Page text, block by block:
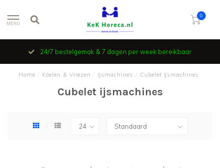
MENU
0
24/7 bestelgemak & 7 dagen per week bereikbaar
Home Koelen & Vriezen IJsmachines Cubelet ijsmachines
Cubelet ijsmachines